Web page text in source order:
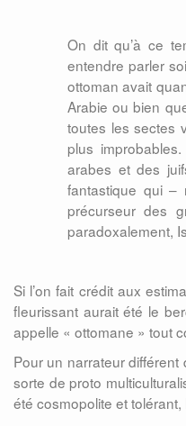
On dit qu’à ce
entendre parler
ottoman avait
Arabie ou bien
toutes les sectes
plus
arabes et des
fantastique qui –
précurseur des
paradoxalement,
Si l’on fait crédit aux
fleurissant aurait été le
appelle « ottomane » tout
Pour un narrateur
sorte de proto
été cosmopolite et tolérant,